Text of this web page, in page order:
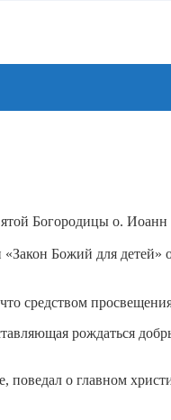
Богородицы о.
Божий для
средством
рождаться
о главном